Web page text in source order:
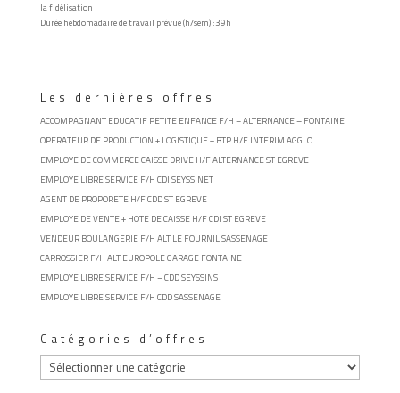
la fidélisation
Durée hebdomadaire de travail prévue (h/sem) :39h
Les dernières offres
ACCOMPAGNANT EDUCATIF PETITE ENFANCE F/H – ALTERNANCE – FONTAINE
OPERATEUR DE PRODUCTION + LOGISTIQUE + BTP H/F INTERIM AGGLO
EMPLOYE DE COMMERCE CAISSE DRIVE H/F ALTERNANCE ST EGREVE
EMPLOYE LIBRE SERVICE F/H CDI SEYSSINET
AGENT DE PROPORETE H/F CDD ST EGREVE
EMPLOYE DE VENTE + HOTE DE CAISSE H/F CDI ST EGREVE
VENDEUR BOULANGERIE F/H ALT LE FOURNIL SASSENAGE
CARROSSIER F/H ALT EUROPOLE GARAGE FONTAINE
EMPLOYE LIBRE SERVICE F/H – CDD SEYSSINS
EMPLOYE LIBRE SERVICE F/H CDD SASSENAGE
Catégories d’offres
Catégories
d’offres